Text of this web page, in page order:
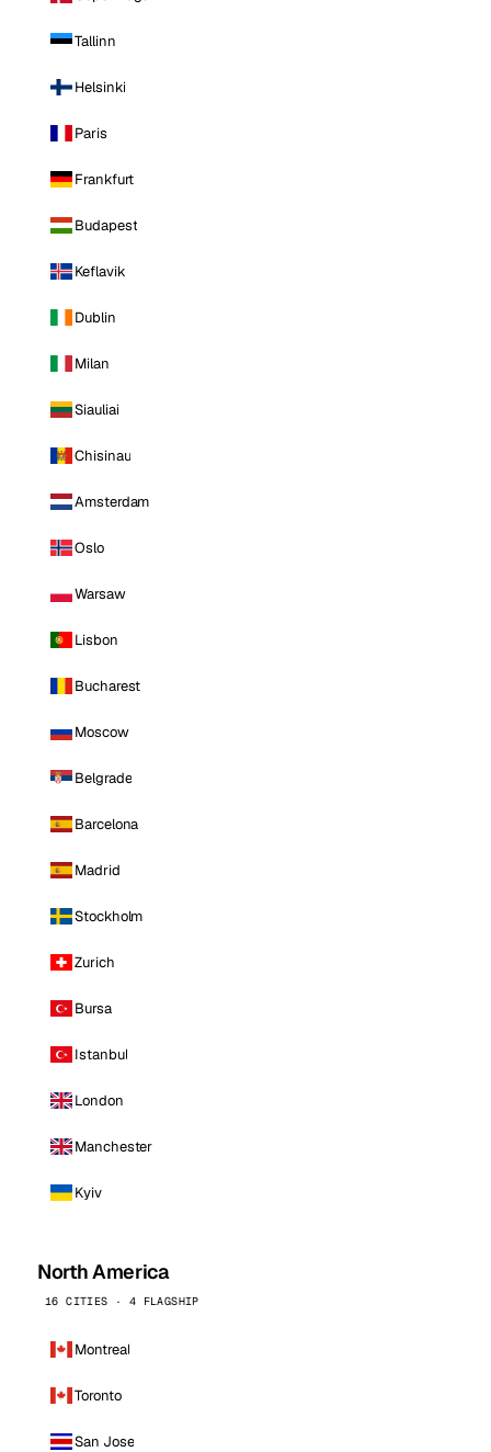
Tallinn
Helsinki
Paris
Frankfurt
Budapest
Keflavik
Dublin
Milan
Siauliai
Chisinau
Amsterdam
Oslo
Warsaw
Lisbon
Bucharest
Moscow
Belgrade
Barcelona
Madrid
Stockholm
Zurich
Bursa
Istanbul
London
Manchester
Kyiv
North America
16 CITIES · 4 FLAGSHIP
Montreal
Toronto
San Jose